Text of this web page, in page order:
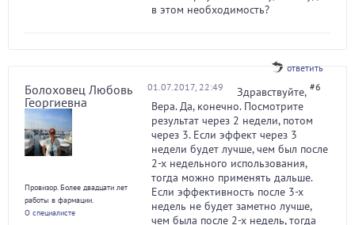
в этом необходимость?
ответить
Болоховец Любовь
Георгиевна
Провизор. Более двадцати лет
работы в фармации.
О специалисте
01.07.2017, 22:49 #6
Здравствуйте,
Вера. Да, конечно. Посмотрите
результат через 2 недели, потом
через 3. Если эффект через 3
недели будет лучше, чем был после
2-х недельного использования,
тогда можно применять дальше.
Если эффективность после 3-х
недель не будет заметно лучше,
чем была после 2-х недель, тогда